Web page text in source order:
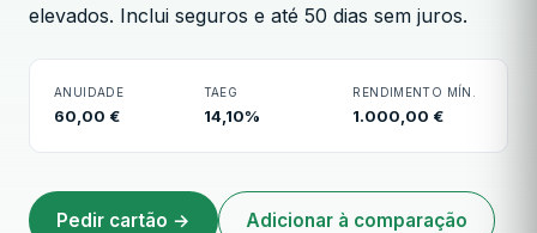
elevados. Inclui seguros e até 50 dias sem juros.
ANUIDADE
60,00 €
TAEG
14,10%
RENDIMENTO MÍN.
1.000,00 €
Pedir cartão → Adicionar à comparação